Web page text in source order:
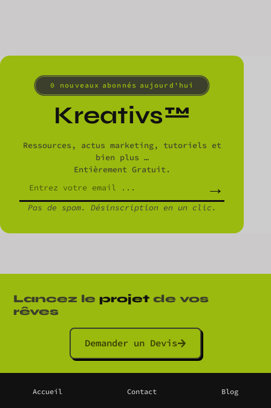
0 nouveaux abonnés aujourd'hui
Kreativs™
Ressources, actus marketing, tutoriels et
bien plus …
Entièrement Gratuit.
→
Pas de spam. Désinscription en un clic.
Lancez le projet de vos
rêves
Demander un Devis
Accueil Contact Blog